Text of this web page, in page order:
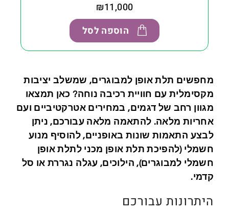
₪11,000
הוספה לסל
מחפשים תלת אופן למבוגרים, שמשלב יציבות
מקסימלית עם חוויית רכיבה נוחה? כאן תמצאו
מגוון רחב של דגמים, במחירים אטרקטיביים ועם
אחריות מלאה. להתאמה מלאה עבורכם, ניתן
לבצע התאמות שונות באופניים, להוסיף מנוע
חשמלי (להפיכת תלת אופן מכני לתלת אופן
חשמלי למבוגרים), הילוכים, עגלה נגררת או סל
קדמי.
היתרונות עבורכם